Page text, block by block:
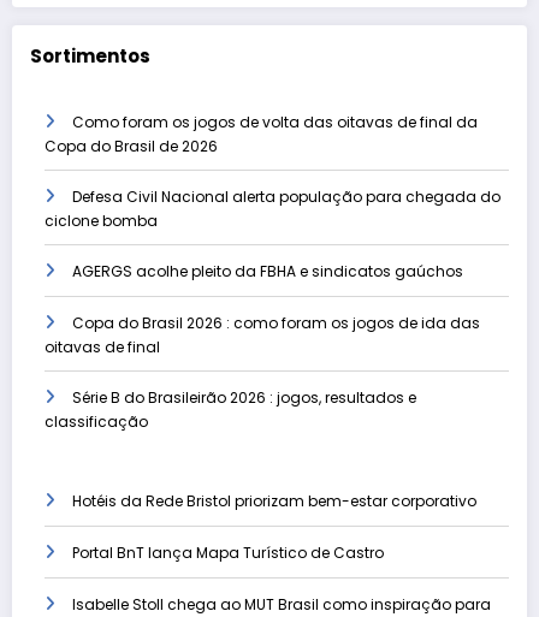
Sortimentos
Como foram os jogos de volta das oitavas de final da
Copa do Brasil de 2026
Defesa Civil Nacional alerta população para chegada do
ciclone bomba
AGERGS acolhe pleito da FBHA e sindicatos gaúchos
Copa do Brasil 2026 : como foram os jogos de ida das
oitavas de final
Série B do Brasileirão 2026 : jogos, resultados e
classificação
Hotéis da Rede Bristol priorizam bem-estar corporativo
Portal BnT lança Mapa Turístico de Castro
Isabelle Stoll chega ao MUT Brasil como inspiração para